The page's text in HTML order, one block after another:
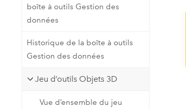
cartographie et d’analyse spatiale
Tous les produits
boîte à outils Gestion des
données
Historique de la boîte à outils
Gestion des données
Jeu d’outils Objets 3D
Vue d’ensemble du jeu